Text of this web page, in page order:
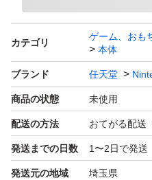
カテゴリ
ゲーム、おも
本体
ブランド 任天堂
商品の状態 未使用
配送の方法 おてがる配送
発送までの日数 1〜2日で発送
発送元の地域 埼玉県